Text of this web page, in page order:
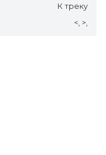
К треку
<, >,